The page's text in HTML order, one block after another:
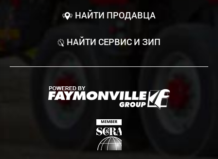
НАЙТИ ПРОДАВЦА
НАЙТИ СЕРВИС И ЗИП